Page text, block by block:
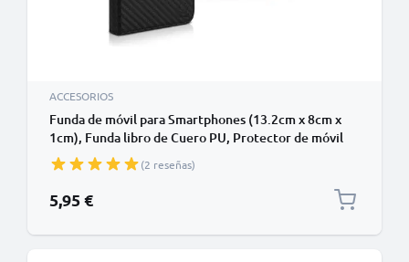
ACCESORIOS
Funda de móvil para Smartphones (13.2cm x 8cm x
1cm), Funda libro de Cuero PU, Protector de móvil
con cierre magnético y tarjetero de color negro,
Shockproof Phone Case
(2 reseñas)
5,95 €